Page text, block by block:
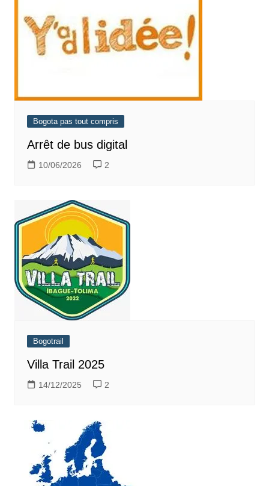
Bogota pas tout compris
Arrêt de bus digital
10/06/2026 2
Bogotrail
Villa Trail 2025
14/12/2025 2